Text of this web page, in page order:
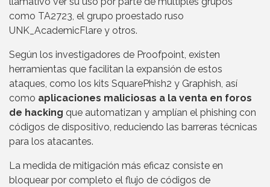
como TA2723, el grupo proestado ruso
UNK_AcademicFlare y otros.
Según los investigadores de Proofpoint, existen
herramientas que facilitan la expansión de estos
ataques, como los kits SquarePhish2 y Graphish, así
como aplicaciones maliciosas a la venta en foros
de hacking que automatizan y amplían el phishing con
códigos de dispositivo, reduciendo las barreras técnicas
para los atacantes.
La medida de mitigación más eficaz consiste en
bloquear por completo el flujo de códigos de